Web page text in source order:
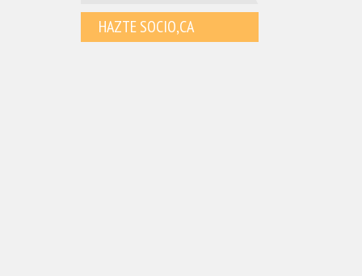
HAZTE SOCIO,CA